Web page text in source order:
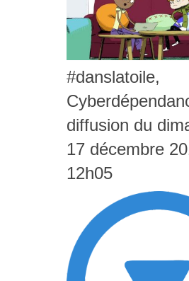
#danslatoile,
diffusion du
17 décembre
12h05